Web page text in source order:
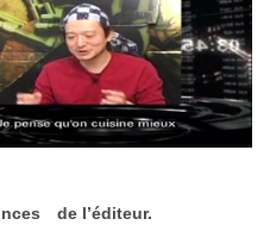
de l’éditeur.